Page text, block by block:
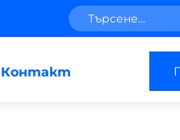
Контакт